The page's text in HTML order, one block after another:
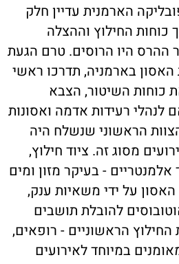
הרפובליקה הארמנית עדיין חלק
כוחות החילוץ וההצלה
ההרס היו הרוסים. טרם הגעת
האסון בארמניה, תדרכו ראשי
כוחות השיטור, הצבא
לנהלי רעידות אדמה ואסונות
הראשוני שנשלח היה
מסוג זה. ציוד חילוץ,
אלמנטריים - בעיקר מזון ומים
על ידי משאיות ענק,
להובלת תושבים
הראשוניים - רופאים,
במיוחד לאירועים